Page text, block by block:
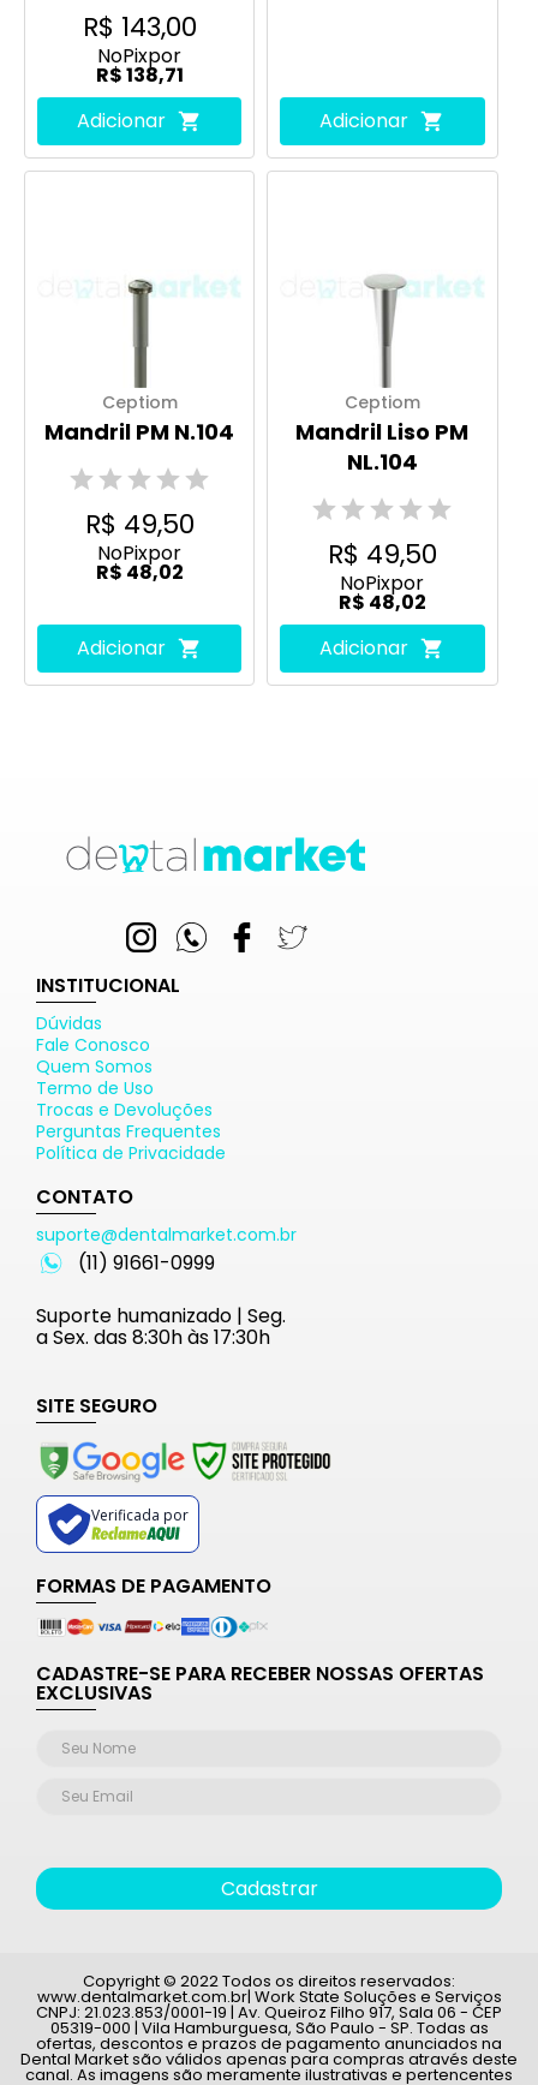
R$ 143,00
NoPixpor
R$ 138,71
Adicionar
Adicionar
Ceptiom
Mandril PM N.104
R$ 49,50
NoPixpor
R$ 48,02
Adicionar
Ceptiom
Mandril Liso PM
NL.104
R$ 49,50
NoPixpor
R$ 48,02
Adicionar
INSTITUCIONAL
Dúvidas
Fale Conosco
Quem Somos
Termo de Uso
Trocas e Devoluções
Perguntas Frequentes
Política de Privacidade
CONTATO
suporte@dentalmarket.com.br
(11) 91661-0999
Suporte humanizado | Seg.
a Sex. das 8:30h às 17:30h
SITE SEGURO
Verificada por
FORMAS DE PAGAMENTO
CADASTRE-SE PARA RECEBER NOSSAS OFERTAS
EXCLUSIVAS
Cadastrar
Copyright © 2022 Todos os direitos reservados:
www.dentalmarket.com.br| Work State Soluções e Serviços
CNPJ: 21.023.853/0001-19 | Av. Queiroz Filho 917, Sala 06 - CEP
05319-000 | Vila Hamburguesa, São Paulo - SP. Todas as
ofertas, descontos e prazos de pagamento anunciados na
Dental Market são válidos apenas para compras através deste
canal. As imagens são meramente ilustrativas e pertencentes